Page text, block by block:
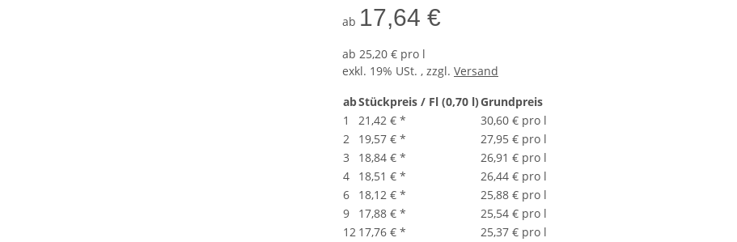
ab 17,64 €
ab 25,20 € pro l
exkl. 19% USt. , zzgl. Versand
abStückpreis / Fl (0,70 l)Grundpreis
1
21,42 € *
30,60 € pro l
2
19,57 € *
27,95 € pro l
3
18,84 € *
26,91 € pro l
4
18,51 € *
26,44 € pro l
6
18,12 € *
25,88 € pro l
9
17,88 € *
25,54 € pro l
12 17,76 € *
25,37 € pro l